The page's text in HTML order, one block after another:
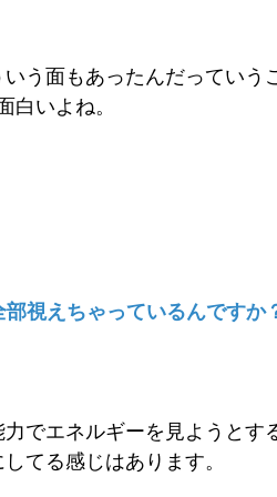
う面もあったんだっていう
いよね。
視えちゃっているんですか
でエネルギーを見ようとす
てる感じはあります。